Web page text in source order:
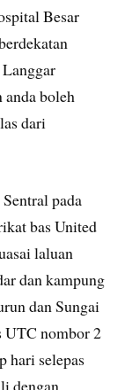
Besar
boleh
dari
pada
bas United
laluan
dan kampung
dan Sungai
UTC nombor 2
hari selepas
dengan